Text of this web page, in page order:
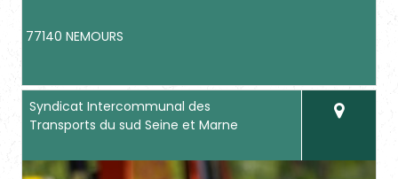
77140 NEMOURS
Syndicat Intercommunal des
Transports du sud Seine et Marne